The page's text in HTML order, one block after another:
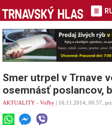
Smer utrpel v Trnave
osemnásť poslancov,
AKTUALITY - Voľby | 16.11.2014, 00.57,